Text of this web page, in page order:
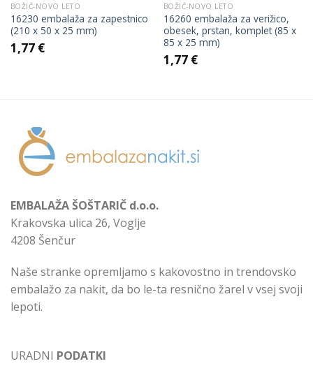
BOŽIČ-NOVO LETO
16230 embalaža za zapestnico
(210 x 50 x 25 mm)
1,77 €
BOŽIČ-NOVO LETO
16260 embalaža za verižico,
obesek, prstan, komplet (85 x
85 x 25 mm)
1,77 €
EMBALAŽA ŠOŠTARIČ d.o.o.
Krakovska ulica 26, Voglje
4208 Šenčur
Naše stranke opremljamo s kakovostno in trendovsko
embalažo za nakit, da bo le-ta resnično žarel v vsej svoji
lepoti.
URADNI PODATKI